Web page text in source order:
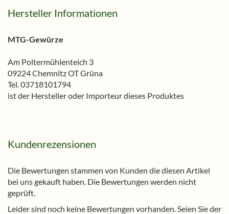
Hersteller Informationen
MTG-Gewürze
Am Poltermühlenteich 3
09224 Chemnitz OT Grüna
Tel. 03718101794
ist der Hersteller oder Importeur dieses Produktes
Kundenrezensionen
Die Bewertungen stammen von Kunden die diesen Artikel
bei uns gekauft haben. Die Bewertungen werden nicht
geprüft.
Leider sind noch keine Bewertungen vorhanden. Seien Sie der